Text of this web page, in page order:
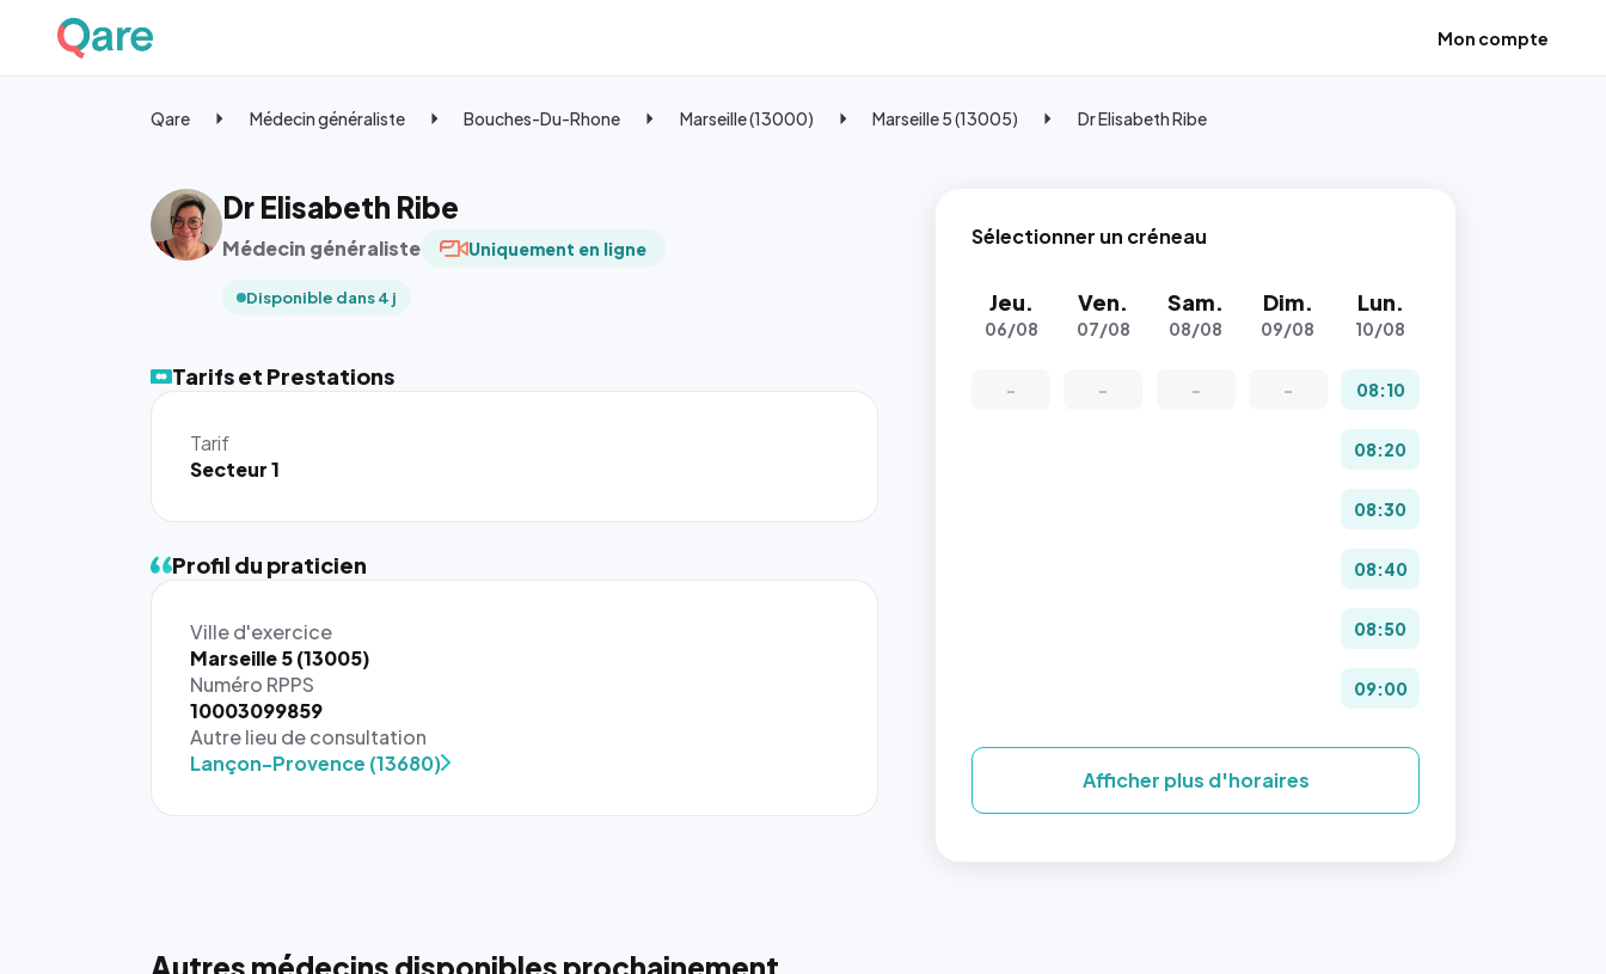
Mon compte
Qare Médecin généraliste Bouches-Du-Rhone Marseille (13000) Marseille 5 (13005) Dr Elisabeth Ribe
Dr Elisabeth Ribe
Médecin généraliste Uniquement en ligne
Disponible dans 4 j
Tarifs et Prestations
Tarif
Secteur 1
Sélectionner un créneau
Jeu.
06/08
-
Ven.
07/08
-
Sam.
08/08
-
Dim.
09/08
-
Lun.
10/08
08:10
08:20
08:30
08:40
08:50
09:00
Afficher plus d'horaires
Profil du praticien
Ville d'exercice
Marseille 5 (13005)
Numéro RPPS
10003099859
Autre lieu de consultation
Lançon-Provence (13680)
Autres médecins disponibles prochainement